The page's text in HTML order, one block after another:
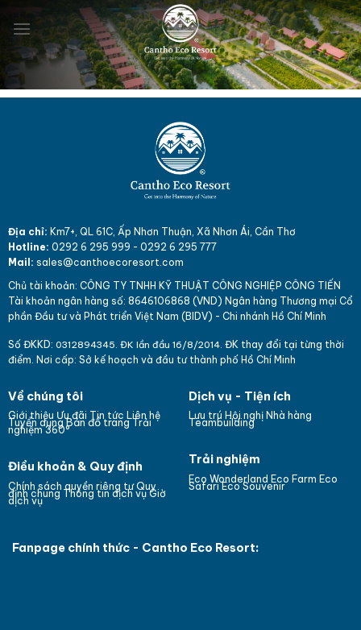
content
Địa chỉ: Km7+, QL 61C, Ấp Nhơn Thuận, Xã Nhơn Ái, Cần Thơ
Hotline: 0292 6 295 999 - 0292 6 295 777
Mail: sales@canthoecoresort.com
Chủ tài khoản: CÔNG TY TNHH KỸ THUẬT CÔNG NGHIỆP CÔNG TIẾN
Tài khoản ngân hàng số: 8646106868 (VND) Ngân hàng Thương mại Cổ
phần Đầu tư và Phát triển Việt Nam (BIDV) - Chi nhánh Hồ Chí Minh
Số ĐKKD: 0312894345. ĐK lần đầu 16/8/2014. ĐK thay đổi tại từng thời
điểm. Nơi cấp: Sở kế hoạch và đầu tư thành phố Hồ Chí Minh
Về chúng tôi
Giới thiệu Ưu đãi Tin tức Liên hệ
Tuyển dụng Bản đồ trang Trải
nghiệm 360°
Điều khoản & Quy định
Chính sách quyền riêng tư Quy
định chung Thông tin dịch vụ Giờ
dịch vụ
Dịch vụ - Tiện ích
Lưu trú Hội nghị Nhà hàng
Teambuilding
Trải nghiệm
Eco Wonderland Eco Farm Eco
SafariEco Souvenir
Fanpage chính thức - Cantho Eco Resort: